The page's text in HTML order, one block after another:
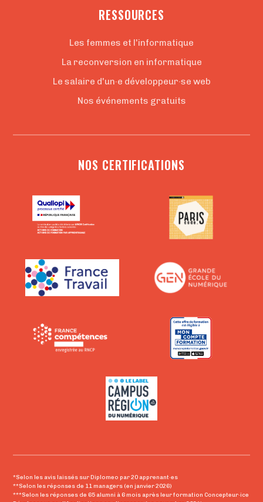
RESSOURCES
Les femmes et l'informatique
La reconversion en informatique
Le salaire d'un·e développeur·se web
Nos événements gratuits
NOS CERTIFICATIONS
*Selon les avis laissés sur Diplomeo par 20 apprenant·es
**Selon les réponses de 11 managers (en janvier 2026)
***Selon les réponses de 65 alumni à 6 mois après leur formation Concepteur·ice